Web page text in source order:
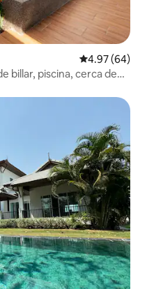
Calificación
4.97 (64)
billar, piscina, cerca de